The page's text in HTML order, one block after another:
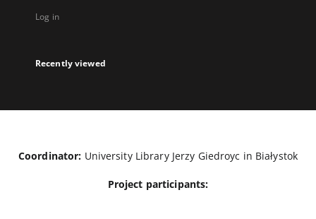
Log in
Recently viewed
Coordinator: University Library Jerzy Giedroyc in Białystok
Project participants: